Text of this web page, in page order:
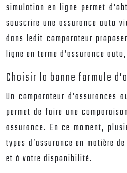
simulation en ligne permet
souscrire une assurance auto
dans ledit comparateur
ligne en terme d’assurance
Choisir la bonne formule
Un comparateur d’assurances
permet de faire une
assurance. En ce moment,
types d’assurance en matière
et à votre disponibilité.